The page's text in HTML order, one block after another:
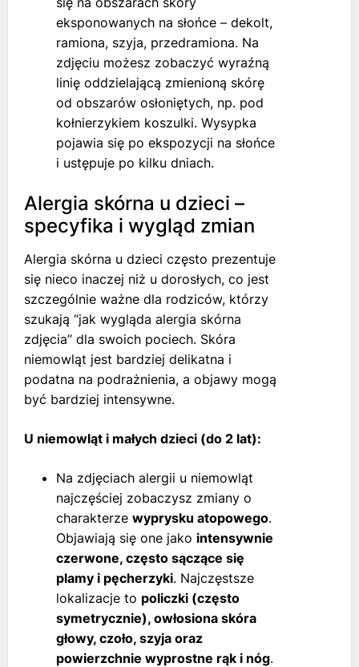
eksponowanych na słońce – dekolt,
ramiona, szyja, przedramiona. Na
zdjęciu możesz zobaczyć wyraźną
linię oddzielającą zmienioną skórę
od obszarów osłoniętych, np. pod
kołnierzykiem koszulki. Wysypka
pojawia się po ekspozycji na słońce
i ustępuje po kilku dniach.
Alergia skórna u dzieci –
specyfika i wygląd zmian
Alergia skórna u dzieci często prezentuje
się nieco inaczej niż u dorosłych, co jest
szczególnie ważne dla rodziców, którzy
szukają “jak wygląda alergia skórna
zdjęcia” dla swoich pociech. Skóra
niemowląt jest bardziej delikatna i
podatna na podrażnienia, a objawy mogą
być bardziej intensywne.
U niemowląt i małych dzieci (do 2 lat):
Na zdjęciach alergii u niemowląt
najczęściej zobaczysz zmiany o
charakterze wyprysku atopowego.
Objawiają się one jako intensywnie
czerwone, często sączące się
plamy i pęcherzyki. Najczęstsze
lokalizacje to policzki (często
symetrycznie), owłosiona skóra
głowy, czoło, szyja oraz
powierzchnie wyprostne rąk i nóg.